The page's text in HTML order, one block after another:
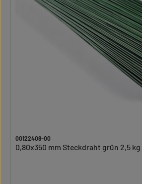
00122408-00
0,80x350 mm Steckdraht grün 2,5 kg